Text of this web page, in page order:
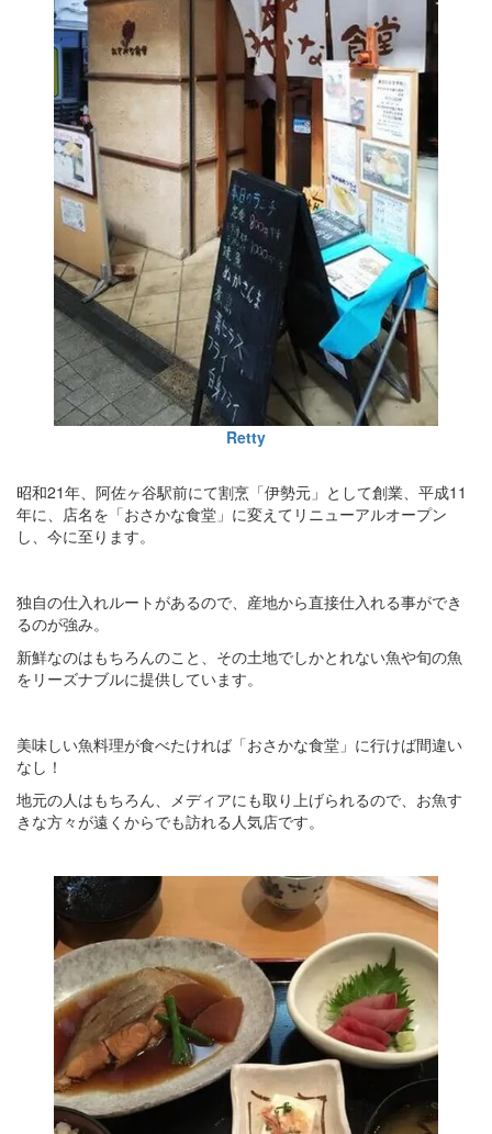
Retty
昭和21年、阿佐ヶ谷駅前にて割烹「伊勢元」として創業、平成11
年に、店名を「おさかな食堂」に変えてリニューアルオープン
し、今に至ります。
独自の仕入れルートがあるので、産地から直接仕入れる事ができ
るのが強み。
新鮮なのはもちろんのこと、その土地でしかとれない魚や旬の魚
をリーズナブルに提供しています。
美味しい魚料理が食べたければ「おさかな食堂」に行けば間違い
なし！
地元の人はもちろん、メディアにも取り上げられるので、お魚す
きな方々が遠くからでも訪れる人気店です。